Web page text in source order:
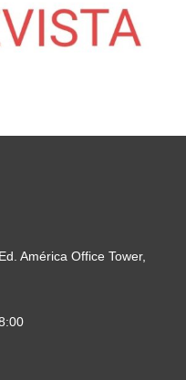
América Office Tower,